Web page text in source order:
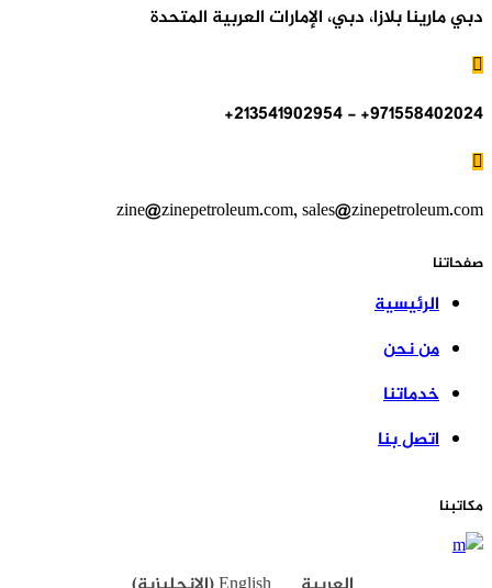
دبي مارينا بلازا، دبي، الإمارات العربية المتحدة
971558402024+ - 213541902954+
zine@zinepetroleum.com,sales@zinepetroleum.com
صفحاتنا
الرئيسية
من نحن
خدماتنا
اتصل بنا
مكاتبنا